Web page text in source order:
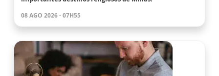
08 AGO 2026 - 07H55